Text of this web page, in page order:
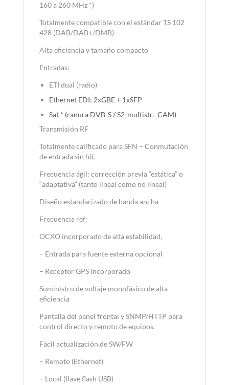
160 a 260 MHz *)
Totalmente compatible con el estándar TS 102
428 (DAB/DAB+/DMB)
Alta eficiencia y tamaño compacto
Entradas:
ETI dual (radio)
Ethernet EDI: 2xGBE + 1xSFP
Sat * (ranura DVB-S / S2-multistr.- CAM)
Transmisión RF
Totalmente calificado para SFN – Conmutación
de entrada sin hit,
Frecuencia ágil: corrección previa “estática” o
“adaptativa” (tanto lineal como no lineal)
Diseño estandarizado de banda ancha
Frecuencia ref:
OCXO incorporado de alta estabilidad,
– Entrada para fuente externa opcional
– Receptor GPS incorporado
Suministro de voltaje monofásico de alta
eficiencia
Pantalla del panel frontal y SNMP/HTTP para
control directo y remoto de equipos.
Fácil actualización de SW/FW
– Remoto (Ethernet)
– Local (llave flash USB)